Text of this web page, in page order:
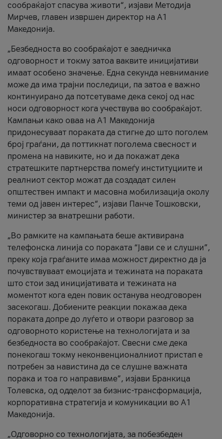
сообраќајот спасува животи“, изјави Методија
Мирчев, главен извршен директор на А1
Македонија.
„Безбедноста во сообраќајот е заедничка
одговорност и токму затоа ваквите иницијативи
имаат особено значење. Една секунда невнимание
може да има трајни последици, па затоа е важно
континуирано да потсетуваме дека секој од нас
носи одговорност кога учествува во сообраќајот.
Кампањи како оваа на A1 Македонија
придонесуваат пораката да стигне до што поголем
број граѓани, да поттикнат поголема свесност и
промена на навиките, но и да покажат дека
стратешките партнерства помеѓу институциите и
реалниот сектор можат да создадат силен
општествен импакт и масовна мобилизација околу
теми од јавен интерес“, изјави Панче Тошковски,
министер за внатрешни работи.
„Во рамките на кампањата беше активирана
телефонска линија со пораката “Јави се и слушни”,
преку која граѓаните имаа можност директно да ја
почувствуваат емоцијата и тежината на пораката
што стои зад иницијативата и тежината на
моментот кога еден повик останува неодговорен
засекогаш. Добиените реакции покажаа дека
пораката допре до луѓето и отвори разговор за
одговорното користење на технологијата и за
безбедноста во сообраќајот. Свесни сме дека
понекогаш токму неконвенционалниот пристап е
потребен за навистина да се слушне важната
порака и тоа го направивме”, изјави Бранкица
Толевска, од одделот за бизнис-трансформација,
корпоративна стратегија и комуникации во А1
Македонија.
„Одговорно со технологијата, за побезбеден